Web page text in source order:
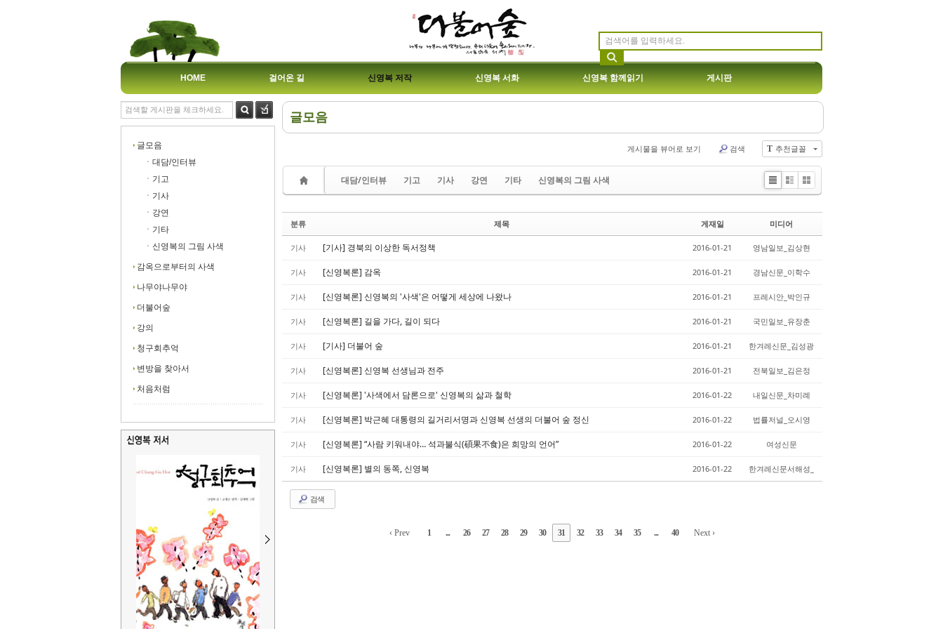
HOME 걸어온 길 신영복 저작 신영복 서화 신영복 함께읽기 게시판
글모음
ㆍ대담/인터뷰
ㆍ기고
ㆍ기사
ㆍ강연
ㆍ기타
ㆍ신영복의 그림 사색
감옥으로부터의 사색
나무야나무야
더불어숲
강의
청구회추억
변방을 찾아서
처음처럼
글모음
T 추천글꼴
게시물을 뷰어로 보기 검색
대담/인터뷰 기고 기사 강연 기타
신영복의 그림 사색
Li
Zi
e
G
le
분류 제목 게재일 미디어
기사 [기사] 경북의 이상한 독서정책 2016-01-21 영남일보_김상현
기사 [신영복론] 감옥 2016-01-21 경남신문_이학수
기사 [신영복론] 신영복의 '사색'은 어떻게 세상에 나왔나 2016-01-21 프레시안_박인규
기사 [신영복론] 길을 가다, 길이 되다 2016-01-21 국민일보_유장춘
기사 [기사] 더불어 숲 2016-01-21 한겨레신문_김성광
기사 [신영복론] 신영복 선생님과 전주 2016-01-21 전북일보_김은정
기사 [신영복론] '사색에서 담론으로' 신영복의 삶과 철학 2016-01-22 내일신문_차미례
기사 [신영복론] 박근혜 대통령의 길거리서명과 신영복 선생의 더불어 숲 정신 2016-01-22 법률저널_오시영
기사 [신영복론] “사람 키워내야… 석과불식(碩果不食)은 희망의 언어” 2016-01-22 여성신문
기사 [신영복론] 별의 동쪽, 신영복 2016-01-22 한겨레신문서해성_
검색
‹ Prev 1 ... 26 27 28 29 30 31 32 33 34 35 ... 40 Next ›
Sketchbook5, 스케치북5
Sketchbook5, 스케치북5
Sketchbook5, 스케치북5
Sketchbook5, 스케치북5